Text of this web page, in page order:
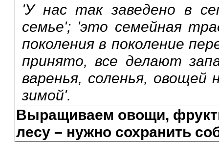
'У нас так заведено в
семье'; 'это семейная
поколения в поколение
принято, все делают
варенья, соленья,
зимой'.
Выращиваем овощи,
лесу – нужно сохранить